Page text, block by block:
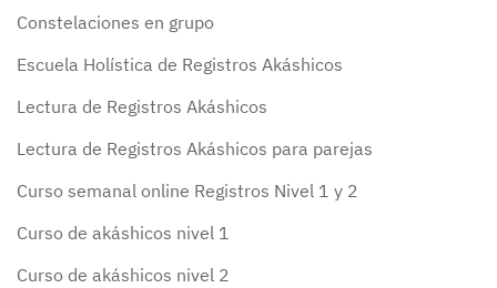
Constelaciones en grupo
Escuela Holística de Registros Akáshicos
Lectura de Registros Akáshicos
Lectura de Registros Akáshicos para parejas
Curso semanal online Registros Nivel 1 y 2
Curso de akáshicos nivel 1
Curso de akáshicos nivel 2